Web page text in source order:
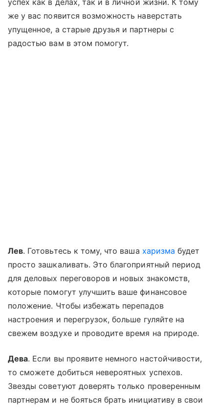
успех как в делах, так и в личной жизни. К тому
же у вас появится возможность наверстать
упущенное, а старые друзья и партнеры с
радостью вам в этом помогут.
Лев. Готовьтесь к тому, что ваша харизма будет
просто зашкаливать. Это благоприятный период
для деловых переговоров и новых знакомств,
которые помогут улучшить ваше финансовое
положение. Чтобы избежать перепадов
настроения и перегрузок, больше гуляйте на
свежем воздухе и проводите время на природе.
Дева. Если вы проявите немного настойчивости,
то сможете добиться невероятных успехов.
Звезды советуют доверять только проверенным
партнерам и не бояться брать инициативу в свои